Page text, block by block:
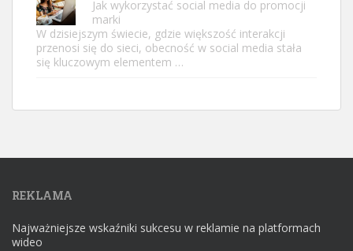
Jak wykorzystać social media do promocji
marki
W dzisiejszym świecie, gdzie większość interakcji
przenosi się do sieci, obecność w social media stała
się kluczowym elementem …
REKLAMA
Najważniejsze wskaźniki sukcesu w reklamie na platformach
wideo